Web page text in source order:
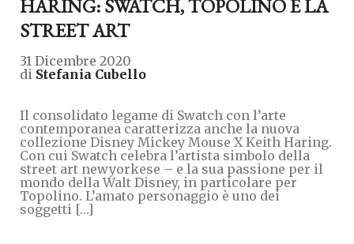
HARING: SWATCH, TOPOLINO E LA
STREET ART
31 Dicembre 2020
di Stefania Cubello
Il consolidato legame di Swatch con l’arte
contemporanea caratterizza anche la nuova
collezione Disney Mickey Mouse X Keith Haring.
Con cui Swatch celebra l’artista simbolo della
street art newyorkese – e la sua passione per il
mondo della Walt Disney, in particolare per
Topolino. L’amato personaggio è uno dei
soggetti […]